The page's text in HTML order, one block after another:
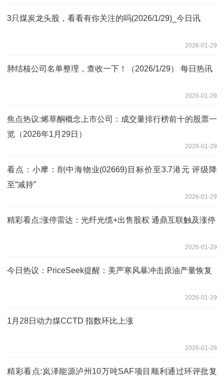
3只煤炭龙头股，看看有你关注的吗(2026/1/29)_今日讯
2026-01-29
肺结核公司名单整理，查收一下！（2026/1/29） 每日热讯
2026-01-29
焦点热议:烯草酮概念上市公司：成交量排行榜前十的股票一
览（2026年1月29日）
2026-01-29
看点：小摩：削中海物业(02669)目标价至3.7港元 评级降
至“减持”
2026-01-29
精彩看点:涨停雷达：光纤光缆+出售股权 通鼎互联触及涨停
2026-01-29
今日热议：PriceSeek提醒：美严寒风暴冲击原油产量恢复
2026-01-29
1月28日动力煤CCTD 指数环比上涨
2026-01-29
精彩看点:岚泽能源泸州10万吨SAF项目顺利通过环评批复